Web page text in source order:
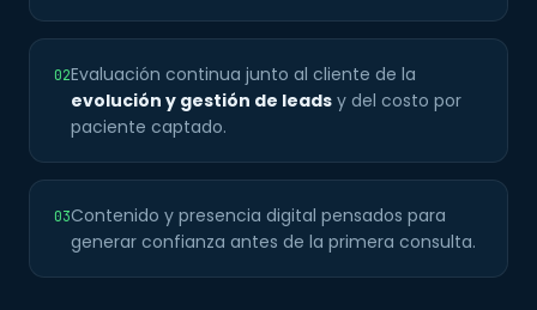
02Evaluación continua junto al cliente de la
evolución y gestión de leads y del costo por
paciente captado.
03Contenido y presencia digital pensados para
generar confianza antes de la primera consulta.